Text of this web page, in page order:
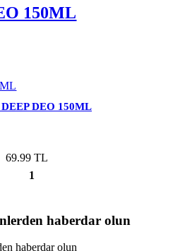
150ML
DEO 150ML
69.99 TL
1
haberdar olun